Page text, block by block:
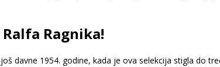
Ragnika!
davne 1954. godine, kada je ova selekcija stigla do